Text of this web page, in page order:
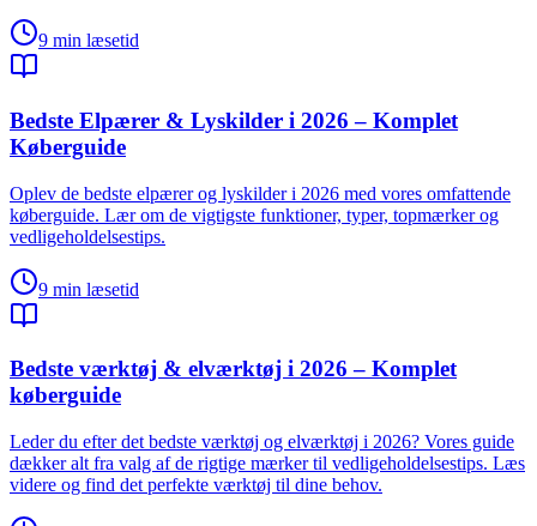
9 min læsetid
Bedste Elpærer & Lyskilder i 2026 – Komplet
Køberguide
Oplev de bedste elpærer og lyskilder i 2026 med vores omfattende
køberguide. Lær om de vigtigste funktioner, typer, topmærker og
vedligeholdelsestips.
9 min læsetid
Bedste værktøj & elværktøj i 2026 – Komplet
køberguide
Leder du efter det bedste værktøj og elværktøj i 2026? Vores guide
dækker alt fra valg af de rigtige mærker til vedligeholdelsestips. Læs
videre og find det perfekte værktøj til dine behov.